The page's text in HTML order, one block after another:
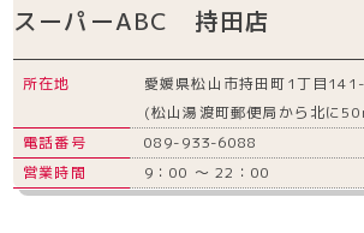
スーパーABC 持田店
所在地
愛媛県松山市持田町1丁目
(松山湯渡町郵便局から北に
電話番号
089-933-6088
営業時間
9：00 ～ 22：00